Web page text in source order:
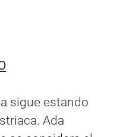
sigue estando
Ada